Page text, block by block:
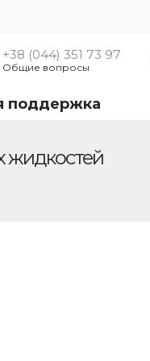
+38 (044) 351 73 97
Общие вопросы
поддержка
жидкостей